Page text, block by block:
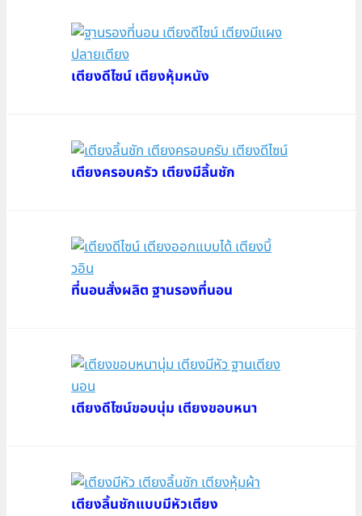
เตียงดีไซน์ เตียงหุ้มหนัง
เตียงครอบครัว เตียงมีลิ้นชัก
ที่นอนสั่งผลิต ฐานรองที่นอน
เตียงดีไซน์ขอบนุ่ม เตียงขอบหนา
เตียงลิ้นชักแบบมีหัวเตียง